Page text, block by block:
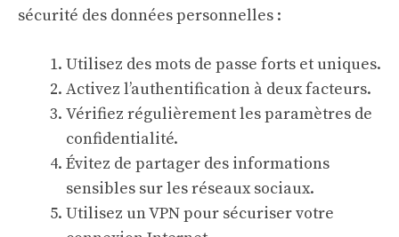
sécurité des données personnelles :
Utilisez des mots de passe forts et uniques.
Activez l’authentification à deux facteurs.
Vérifiez régulièrement les paramètres de
confidentialité.
Évitez de partager des informations
sensibles sur les réseaux sociaux.
Utilisez un VPN pour sécuriser votre